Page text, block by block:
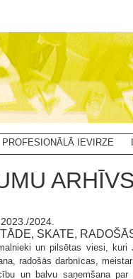
PROFESIONĀLĀ IEVIRZE
2024.
SKATE,
un pilsētas viesi,
radošās darbnīcas,
un balvu saņemšana